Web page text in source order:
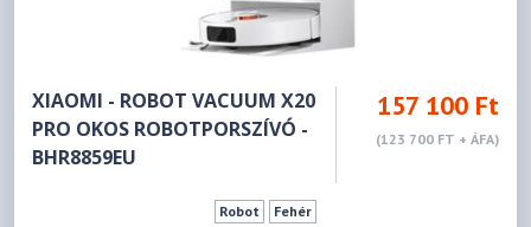
XIAOMI - ROBOT VACUUM X20
PRO OKOS ROBOTPORSZÍVÓ -
BHR8859EU
157 100 Ft
(123 700 FT + ÁFA)
Robot Fehér